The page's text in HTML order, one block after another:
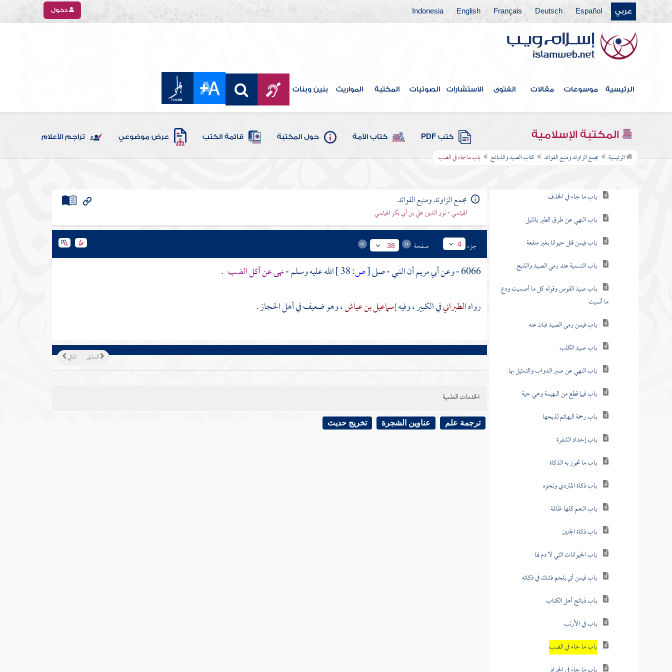
عربي Español
Deutsch
Français
English
Indonesia دخول
الرئيسية موسوعات مقالات الفتوى الاستشارات الصوتيات المكتبة المواريث بنين وبنات
المكتبة الإسلامية كتب PDF كتاب الأمة حول المكتبة قائمة الكتب عرض موضوعي تراجم الأعلام
الرئيسية مجمع الزاوئد ومنبع الفوائد كتاب الصيد والذبائح باب ما جاء في الضب
أبواب العيدين
كتاب الجنائز
كتاب الزكاة
كتاب الصيام
كتاب الحج
كتاب الأضاحي
كتاب الصيد والذبائح
باب ما جاء في الخذف
باب النهي عن طرق الطير بالليل
باب فيمن قتل حيوانا بغير منفعة
باب التسمية عند رمي الصيد والذبح
باب صيد القوس وقوله كل ما أصميت ودع
ما أنميت
باب فيمن رمى الصيد فبان عنه
باب صيد الكلب
باب النهي عن صبر الدواب والتمثيل بها
باب فيما قطع من البهيمة وهي حية
باب رحمة البهائم لذبحها
باب إحداد الشفرة
باب ما تجوز به الذكاة
باب ذكاة المتردي ونحوه
باب النعم كلها ظالمة
باب ذكاة الجنين
باب الحيوانات التي لا دم لها
باب فيمن أتي بلحم فشك في ذكاته
باب ذبائح أهل الكتاب
باب في الأرنب
باب ما جاء في الضب
مجمع الزاوئد ومنبع الفوائد
الهيثمي - نور الدين علي بن أبي بكر الهيثمي
جزء 4 صفحة 38
6066 - وعن أبي مريمأن النبي - صلى[ص: الله عليه وسلم -نهى عن أكل الضب .
رواهالطبرانيفي الكبير ، وفيهإسماعيل بن عياش، وهو ضعيف في أهلالحجاز.
التالي السابق
الخدمات العلمية
ترجمة علم عناوين الشجرة تخريج حديث